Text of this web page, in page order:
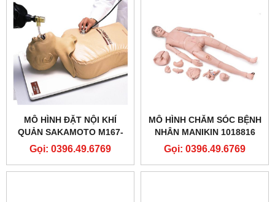
MÔ HÌNH ĐẶT NỘI KHÍ
QUẢN SAKAMOTO M167-
SAKAMOTO AIRWAY
MANAGEMENT TRAINER
Gọi: 0396.49.6769
MÔ HÌNH CHĂM SÓC BỆNH
NHÂN MANIKIN 1018816
[P10/1] CAO CẤP- 3B
SCIENTIFIC® PATIENT
Gọi: 0396.49.6769